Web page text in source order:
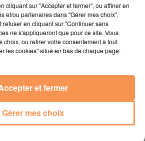
11h46
11h46
FLO RIDA
11h40
11h40
Brownsville
cliquant sur "Accepter et fermer", ou affiner en
et/ou partenaires dans "Gérer mes choix".
refuser en cliquant sur "Continuer sans
ne s'appliqueront que pour ce site. Vous
choix, ou retirer votre consentement à tout
les cookies" situé en bas de chaque page.
Gérer mes choix
et fermer